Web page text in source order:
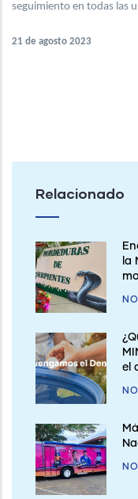
seguimiento en todas las
21 de agosto 2023
Relacionado
la
el